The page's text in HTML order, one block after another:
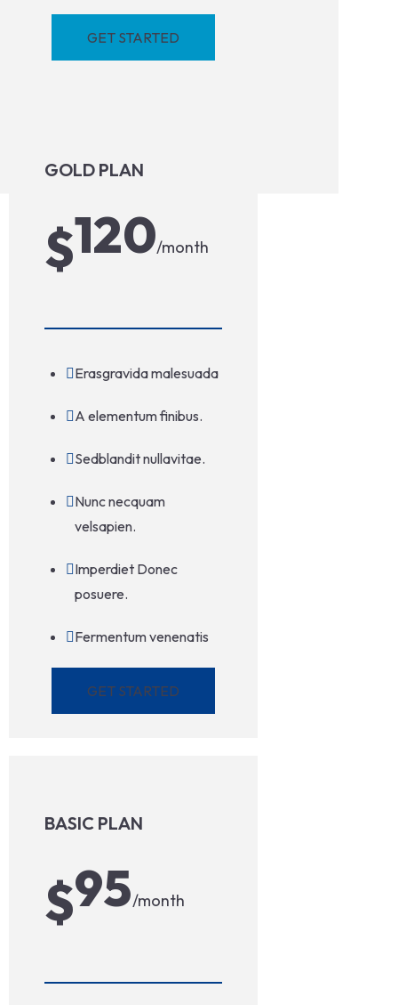
GET STARTED
GOLD PLAN
$120/month
Erasgravida malesuada
A elementum finibus.
Sedblandit nullavitae.
Nunc necquam
velsapien.
Imperdiet Donec
posuere.
Fermentum venenatis
GET STARTED
BASIC PLAN
$95/month